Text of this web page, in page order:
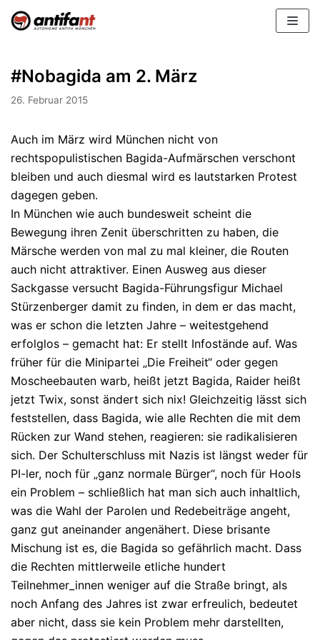
Zum
Inhalt
#Nobagida am 2. März
26. Februar 2015
Auch im März wird München nicht von
rechtspopulistischen Bagida-Aufmärschen verschont
bleiben und auch diesmal wird es lautstarken Protest
dagegen geben.
In München wie auch bundesweit scheint die
Bewegung ihren Zenit überschritten zu haben, die
Märsche werden von mal zu mal kleiner, die Routen
auch nicht attraktiver. Einen Ausweg aus dieser
Sackgasse versucht Bagida-Führungsfigur Michael
Stürzenberger damit zu finden, in dem er das macht,
was er schon die letzten Jahre – weitestgehend
erfolglos – gemacht hat: Er stellt Infostände auf. Was
früher für die Minipartei „Die Freiheit“ oder gegen
Moscheebauten warb, heißt jetzt Bagida, Raider heißt
jetzt Twix, sonst ändert sich nix! Gleichzeitig lässt sich
feststellen, dass Bagida, wie alle Rechten die mit dem
Rücken zur Wand stehen, reagieren: sie radikalisieren
sich. Der Schulterschluss mit Nazis ist längst weder für
PI-ler, noch für „ganz normale Bürger“, noch für Hools
ein Problem – schließlich hat man sich auch inhaltlich,
was die Wahl der Parolen und Redebeiträge angeht,
ganz gut aneinander angenähert. Diese brisante
Mischung ist es, die Bagida so gefährlich macht. Dass
die Rechten mittlerweile etliche hundert
Teilnehmer_innen weniger auf die Straße bringt, als
noch Anfang des Jahres ist zwar erfreulich, bedeutet
aber nicht, dass sie kein Problem mehr darstellten,